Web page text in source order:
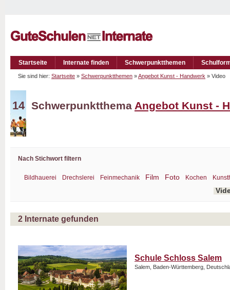
Startseite Internate finden Schwerpunktthemen
Sie sind hier: Startseite » Schwerpunktthemen »Angebot Kunst - Handwerk » Video
14 Schwerpunktthema Angebot Kunst -
Nach Stichwort filtern
Bildhauerei Drechslerei Feinmechanik Film Foto Kochen
2 Internate gefunden
Schule Schloss Salem
Salem, Baden-Württemberg,